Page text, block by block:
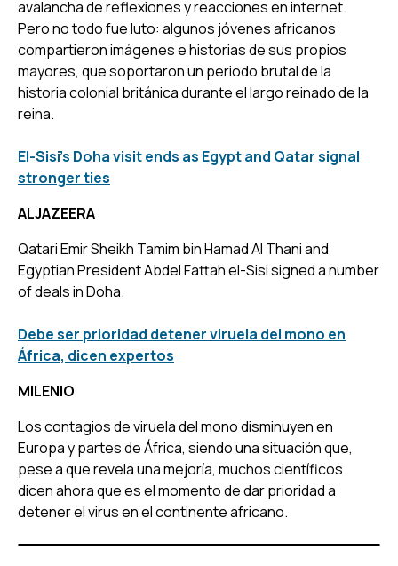
avalancha de reflexiones y reacciones en internet.
Pero no todo fue luto: algunos jóvenes africanos
compartieron imágenes e historias de sus propios
mayores, que soportaron un periodo brutal de la
historia colonial británica durante el largo reinado de la
reina.
El-Sisi’s Doha visit ends as Egypt and Qatar signal
stronger ties
ALJAZEERA
Qatari Emir Sheikh Tamim bin Hamad Al Thani and
Egyptian President Abdel Fattah el-Sisi signed a number
of deals in Doha.
Debe ser prioridad detener viruela del mono en
África, dicen expertos
MILENIO
Los contagios de viruela del mono disminuyen en
Europa y partes de África, siendo una situación que,
pese a que revela una mejoría, muchos científicos
dicen ahora que es el momento de dar prioridad a
detener el virus en el continente africano.